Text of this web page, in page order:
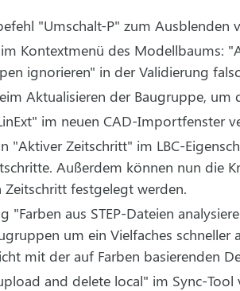
"Umschalt-P" zum
Kontextmenü des Modellbaums:
ignorieren" in der Validierung
Aktualisieren der Baugruppe, um
im neuen CAD-Importfenster
"Aktiver Zeitschritt" im LBC-
Außerdem können nun die
Zeitschritt festgelegt werden.
"Farben aus STEP-Dateien
um ein Vielfaches
mit der auf Farben basierenden
and delete local" im Sync-Tool